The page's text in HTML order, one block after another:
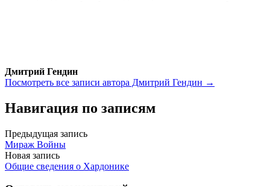
Дмитрий Гендин
Посмотреть все записи автора Дмитрий Гендин →
Навигация по записям
Предыдущая запись
Мираж Войны
Новая запись
Общие сведения о Хардонике